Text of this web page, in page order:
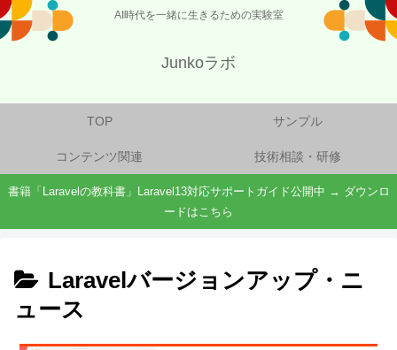
AI時代を一緒に生きるための実験室
Junkoラボ
TOP サンプル
コンテンツ関連 技術相談・研修
書籍「Laravelの教科書」Laravel13対応サポートガイド公開中 → ダウンロ
ードはこちら
Laravelバージョンアップ・ニ
ュース